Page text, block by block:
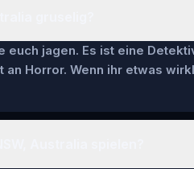
jagen. Es ist eine
Horror. Wenn ihr etwas